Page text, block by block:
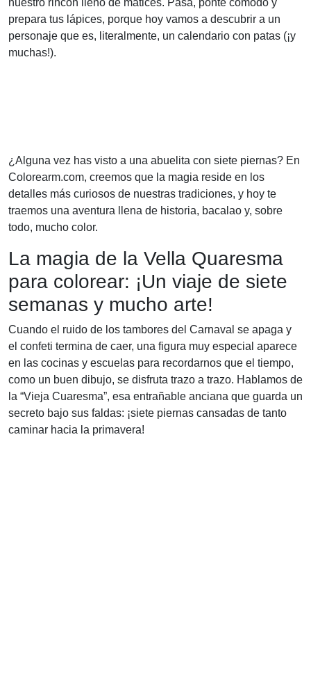
prepara tus lápices, porque hoy vamos a descubrir a un
personaje que es, literalmente, un calendario con patas (¡y
muchas!).
¿Alguna vez has visto a una abuelita con siete piernas? En
Colorearm.com, creemos que la magia reside en los
detalles más curiosos de nuestras tradiciones, y hoy te
traemos una aventura llena de historia, bacalao y, sobre
todo, mucho color.
La magia de la Vella Quaresma
para colorear: ¡Un viaje de siete
semanas y mucho arte!
Cuando el ruido de los tambores del Carnaval se apaga y
el confeti termina de caer, una figura muy especial aparece
en las cocinas y escuelas para recordarnos que el tiempo,
como un buen dibujo, se disfruta trazo a trazo. Hablamos de
la “Vieja Cuaresma”, esa entrañable anciana que guarda un
secreto bajo sus faldas: ¡siete piernas cansadas de tanto
caminar hacia la primavera!